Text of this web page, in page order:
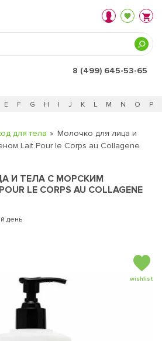
8 (499) 645-53-65
E F G H I J K L M N O P
для тела
Молочко для лица и
Lait Pour le Corps au Collagene
И ТЕЛА С МОРСКИМ
LE CORPS AU COLLAGENE
день
wishlist